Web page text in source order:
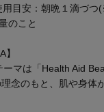
用目安：朝晩１滴づ
のこと
】
マは「Health Aid
念のもと、肌や身体